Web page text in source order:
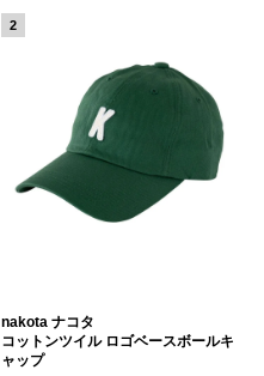
nakota ナコタ
コットンツイル ロゴベースボールキ
ャップ